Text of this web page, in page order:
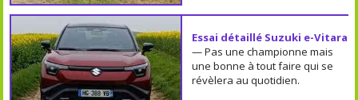
Essai détaillé Suzuki e-Vitara
— Pas une championne mais
une bonne à tout faire qui se
révèlera au quotidien.